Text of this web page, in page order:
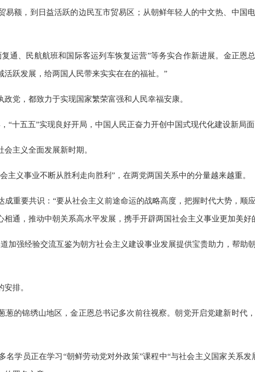
易额，到日益活跃的边民互市贸易区；从朝鲜年轻人的中文热、中国
通、民航航班和国际客运列车恢复运营”等务实合作新进展。金正恩
跃发展，给两国人民带来实实在在的福祉。”
党，都致力于实现国家繁荣富强和人民幸福安康。
“十五五”实现良好开局，中国人民正奋力开创中国式现代化建设新局面
主义全面发展新时期。
主义事业不断从胜利走向胜利”，在两党两国关系中的分量越来越重。
重要共识：“要从社会主义前途命运的战略高度，把握时代大势，顺
通，推动中朝关系高水平发展，携手开辟两国社会主义事业更加美好
加强经验交流互鉴为朝方社会主义建设事业发展提供宝贵助力，帮助
排。
葱的锦绣山地区，金正恩总书记多次前往视察。朝党开启党建新时代
名学员正在学习“朝鲜劳动党对外政策”课程中“与社会主义国家关系